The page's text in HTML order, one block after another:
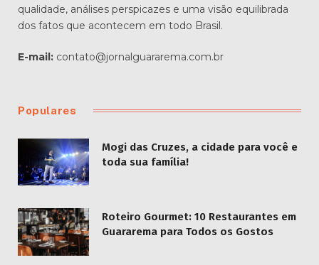
qualidade, análises perspicazes e uma visão equilibrada
dos fatos que acontecem em todo Brasil.
E-mail: contato@jornalguararema.com.br
Populares
Mogi das Cruzes, a cidade para você e
toda sua família!
Roteiro Gourmet: 10 Restaurantes em
Guararema para Todos os Gostos